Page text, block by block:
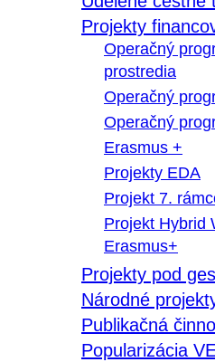
Projekty
Operačný
prostredia
Operačný
Operačný
Erasmus +
Projekty EDA
Projekt 7.
Projekt Hybrid
Erasmus+
Projekty pod
Národné
Publikačná
Popularizácia